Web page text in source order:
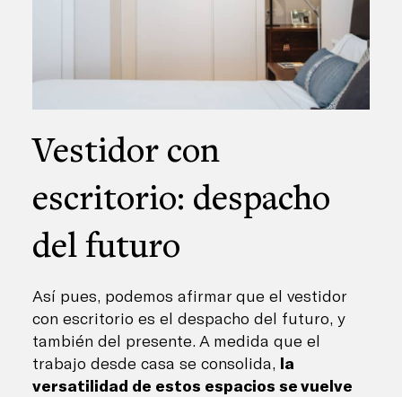
Vestidor con
escritorio: despacho
del futuro
Así pues, podemos afirmar que el vestidor
con escritorio es el despacho del futuro, y
también del presente. A medida que el
trabajo desde casa se consolida, la
versatilidad de estos espacios se vuelve